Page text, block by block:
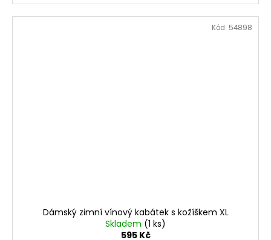
Dámský zimní vínový kabátek s kožíškem XL
Skladem (1 ks)
595 Kč
Kód: 54898